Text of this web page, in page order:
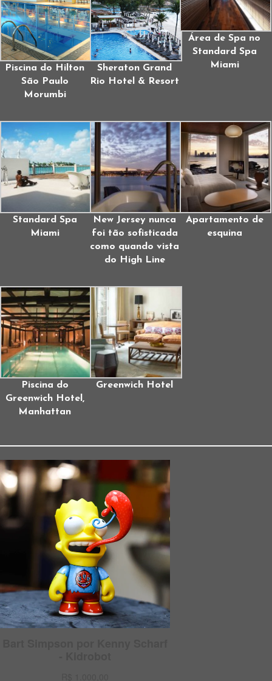
Piscina do Hilton
São Paulo
Morumbi
Sheraton Grand
Rio Hotel & Resort
Área de Spa no
Standard Spa
Miami
Standard Spa
Miami
New Jersey nunca
foi tão sofisticada
como quando vista
do High Line
Apartamento de
esquina
Piscina do
Greenwich Hotel,
Manhattan
Greenwich Hotel